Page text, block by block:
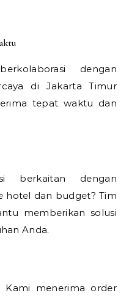
dengan
di Jakarta Timur
tepat waktu dan
berkaitan dengan
hotel dan budget? Tim
memberikan solusi
Anda.
Kami menerima order